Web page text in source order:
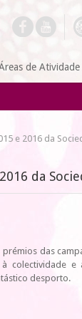
de Atividade
e 2016 da
da
das
e
desporto.